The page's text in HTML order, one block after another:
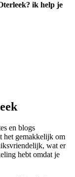
ik help je
en blogs
het gemakkelijk om
wat er
hebt omdat je